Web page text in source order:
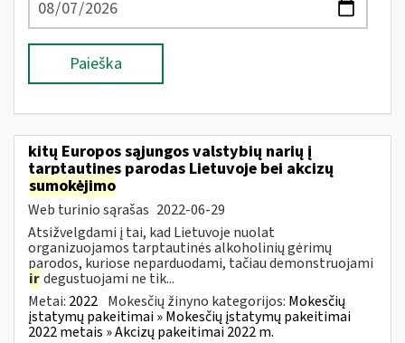
Paieška
kitų Europos sąjungos valstybių narių į
tarptautines parodas Lietuvoje bei akcizų
sumokėjimo
Web turinio sąrašas 2022-06-29
Atsižvelgdami į tai, kad Lietuvoje nuolat
organizuojamos tarptautinės alkoholinių gėrimų
parodos, kuriose neparduodami, tačiau demonstruojami
irdegustuojami ne tik...
Metai: 2022 Mokesčių žinyno kategorijos: Mokesčių
įstatymų pakeitimai » Mokesčių įstatymų pakeitimai
2022 metais » Akcizų pakeitimai 2022 m.